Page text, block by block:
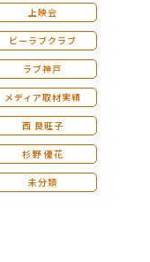
上映会
ビーラブクラブ
ラブ神戸
メディア取材実績
西 良旺子
杉野 優花
未分類